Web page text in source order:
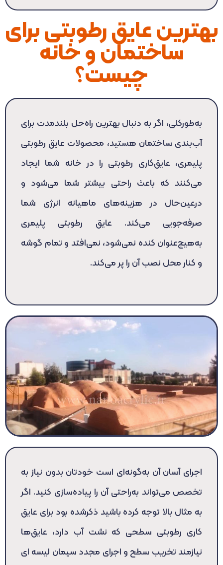
بهترین عایق رطوبتی برای
ساختمان و خانه
چیست؟
به‌طورکلی، اگر به دنبال بهترین راه‌حل بلندمدت برای
آب‌بندی ساختمان هستید، محصولات عایق رطوبتی
پلیمری، عایق‌کاری رطوبتی را در خانه شما ایجاد
می‌کنند که باعث راحتی بیشتر شما می‌شود و
درعین‌حال در هزینه‌های ماهیانه انرژی شما
صرفه‌جویی می‌کند. عایق رطوبتی پلیمری
به‌هیچ‌عنوان کنده نمی‌شود، نمی‌افتد و تمام گوشه
و کنار محل نصب آن را پر می‌کند.
اجرای آسان آن به‌گونه‌ای است خودتان بدون نیاز به
تخصص می‌تواند به‌راحتی آن را پیاده‌سازی کنید. اگر
به مثال بالا توجه کرده باشید ذکرشده بود برای عایق
کاری رطوبتی سطحی که نشت آب دارد، عایق‌ها
نیازمند تخریب سطح و اجرای مجدد سیمان لیسه ای